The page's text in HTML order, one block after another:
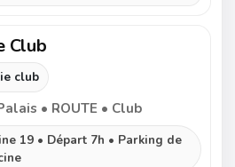
Club
club
• ROUTE • Club
19 • Départ 7h • Parking de